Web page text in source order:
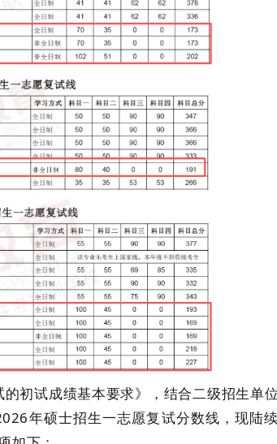
初试成绩基本要求》 ，结合二级招生单
6年硕士招生一志愿复试分数线，现陆